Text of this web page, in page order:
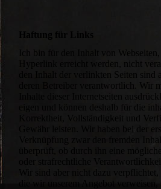
Ich bin für den Inhalt von
Hyperlink erreicht werden, nicht
den Inhalt der verlinkten Seiten sind
deren Betreiber verantwortlich. Wir
Inhalte dieser Internetseiten
eigen und können deshalb für die
Korrektheit, Vollständigkeit und
Gewähr leisten. Wir haben bei der
Verknüpfung zwar den fremden
überprüft, ob durch ihn eine
oder strafrechtliche
Wir sind aber nicht dazu
die wir unserem Angebot verweisen,